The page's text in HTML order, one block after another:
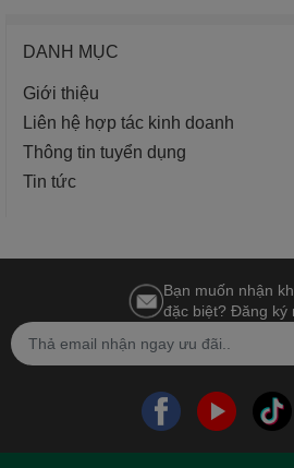
DANH MỤC
Giới thiệu
Liên hệ hợp tác kinh doanh
Thông tin tuyển dụng
Tin tức
Bạn muốn nhận
đặc biệt? Đăng ký